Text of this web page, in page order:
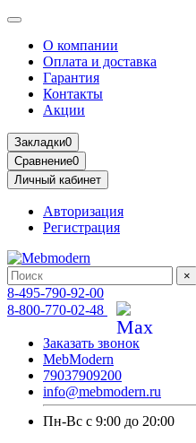
О компании
Оплата и доставка
Гарантия
Контакты
Акции
Закладки0
Сравнение0
Личный кабинет
Авторизация
Регистрация
×
8-495-790-92-00
8-800-770-02-48
Заказать звонок
MebModern
79037909200
info@mebmodern.ru
Пн-Вс с 9:00 до 20:00